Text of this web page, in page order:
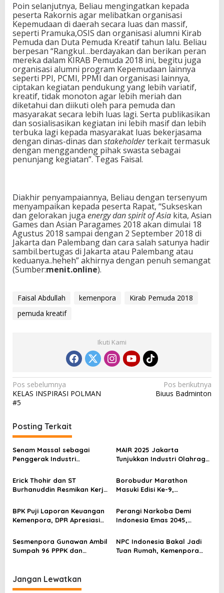
Poin selanjutnya, Beliau mengingatkan kepada
peserta Rakornis agar melibatkan organisasi
Kepemudaan di daerah secara luas dan massif,
seperti Pramuka,OSIS dan organisasi alumni Kirab
Pemuda dan Duta Pemuda Kreatif tahun lalu. Beliau
berpesan “Rangkul…berdayakan dan berikan peran
mereka dalam KIRAB Pemuda 2018 ini, begitu juga
organisasi alumni program Kepemudaan lainnya
seperti PPI, PCMI, PPMI dan organisasi lainnya,
ciptakan kegiatan pendukung yang lebih variatif,
kreatif, tidak monoton agar lebih meriah dan
diketahui dan diikuti oleh para pemuda dan
masyarakat secara lebih luas lagi. Serta publikasikan
dan sosialisasikan kegiatan ini lebih masif dan lebih
terbuka lagi kepada masyarakat luas bekerjasama
dengan dinas-dinas dan stakeholderterkait termasuk
dengan menggandeng pihak swasta sebagai
penunjang kegiatan”. Tegas Faisal.
Diakhir penyampaiannya, Beliau dengan tersenyum
menyampaikan kepada peserta Rapat, “Sukseskan
dan gelorakan juga energy dan spirit of Asia kita, Asian
Games dan Asian Paragames 2018 akan dimulai 18
Agustus 2018 sampai dengan 2 September 2018 di
Jakarta dan Palembang dan cara salah satunya hadir
sambil.bertugas di Jakarta atau Palembang atau
keduanya..heheh” akhirnya dengan penuh semangat
(Sumber:menit.online).
Faisal Abdullah kemenpora
Kirab Pemuda 2018
pemuda kreatif
Ikuti Kami
N
a
i
g
a
i
o
s
Pos sebelumnya
KELAS INSPIRASI POLMAN
#5
Pos berikutnya
Biuus Badminton
Posting Terkait
Senam Massal sebagai
Penggerak Industri
2025 untuk Ekonomi
Nasional
MAIR 2025 Jakarta
Tunjukkan Industri Olahraga
Erick Thohir dan ST
Burhanuddin Resmikan Kerja
Program Pemuda dan
Olahraga
Borobudur Marathon
Masuki Edisi Ke-9,
Kolaborasi
BPK Puji Laporan Keuangan
Kemenpora, DPR Apresiasi
Perangi Narkoba Demi
Indonesia Emas 2045,
Sesmenpora Gunawan Ambil
Sumpah 96 PPPK dan
NPC Indonesia Bakal Jadi
Tuan Rumah, Kemenpora
Jangan Lewatkan